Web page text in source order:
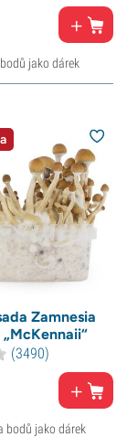
jako dárek
Zamnesia
„McKennaii“
(3490)
bodů jako dárek